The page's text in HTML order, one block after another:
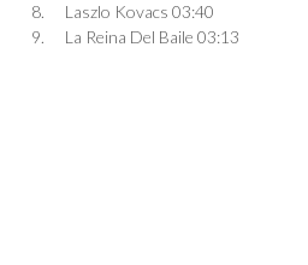
8.
Laszlo Kovacs 03:40
9.
La Reina Del Baile 03:13